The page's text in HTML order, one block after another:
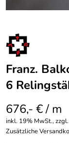
Franz.
6
676,- € / m
inkl. 19% MwSt., zzgl.
Zusätzliche